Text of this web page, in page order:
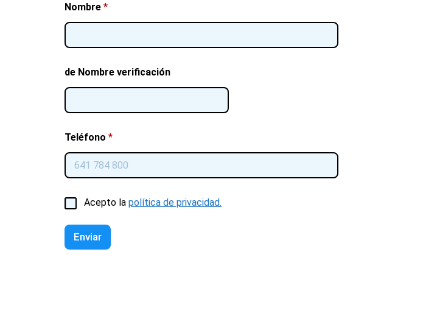
Nombre *
de Nombre verificación
Teléfono *
C
a
s
l
Acepto la política de privacidad.
Enviar